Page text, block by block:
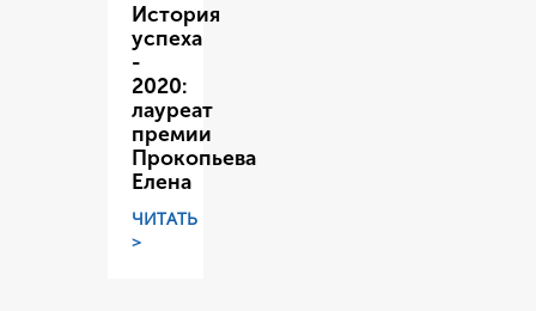
История
успеха
-
2020:
лауреат
премии
Прокопьева
Елена
ЧИТАТЬ
>